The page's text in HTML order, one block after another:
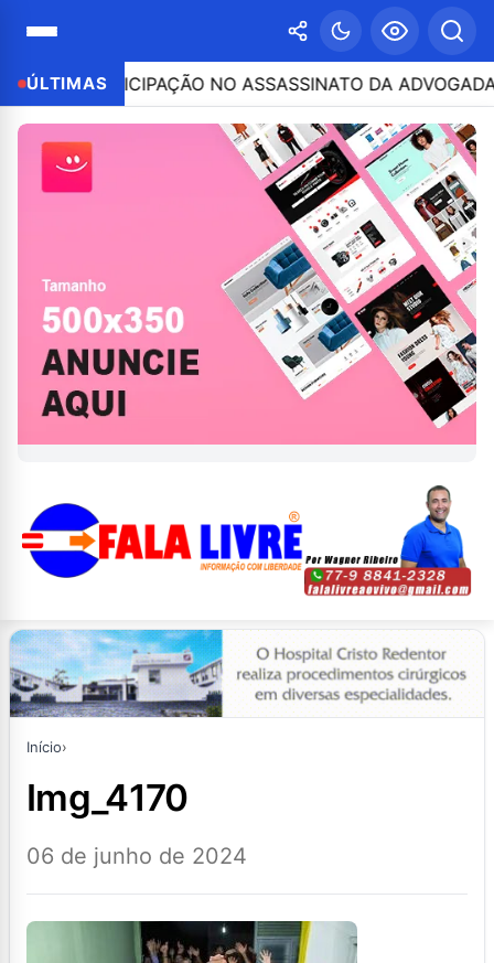
ÚLTIMAS
PARTICIPAÇÃO NO ASSASSINATO DA ADVOGADA
Início›
img_4170
06 de junho de 2024